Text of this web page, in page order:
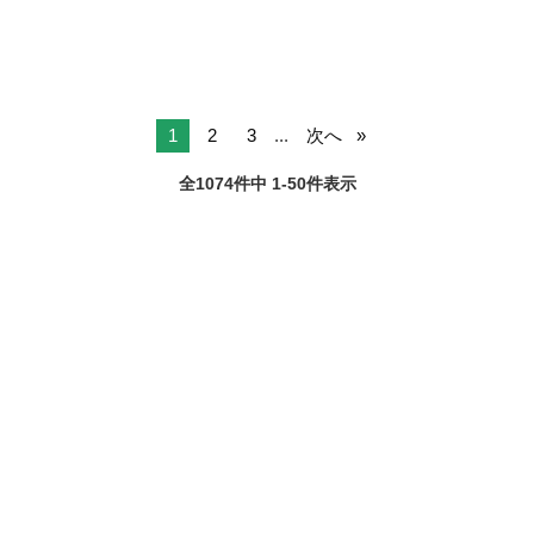
1 2 3 ... 次へ
全1074件中 1-50件表示